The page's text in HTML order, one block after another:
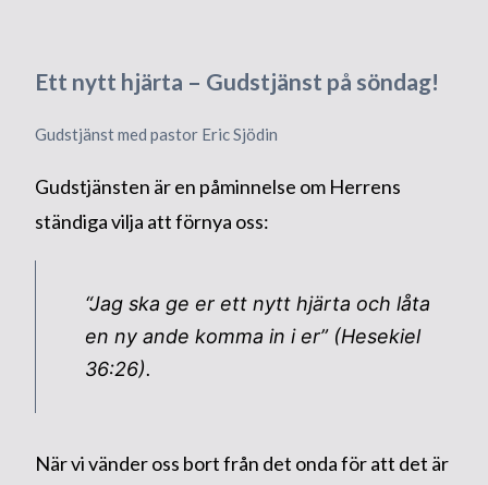
Ett nytt hjärta – Gudstjänst på söndag!
Gudstjänst med pastor Eric Sjödin
Gudstjänsten är en påminnelse om Herrens
ständiga vilja att förnya oss:
“Jag ska ge er ett nytt hjärta och låta
en ny ande komma in i er” (Hesekiel
36:26).
När vi vänder oss bort från det onda för att det är